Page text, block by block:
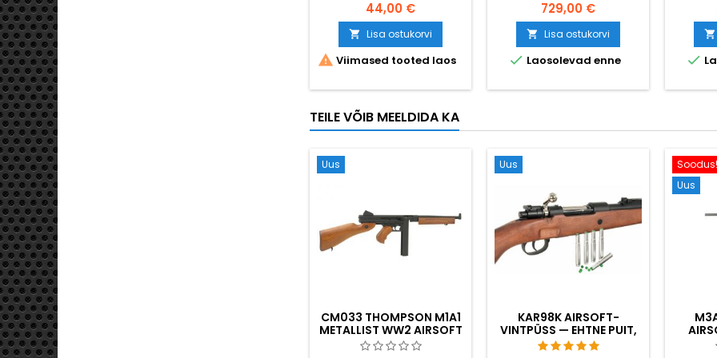
44,00 €
 Lisa ostukorvi
 Viimased tooted laos
729,00 €
 Lisa ostukorvi
 Laosolevad enne


TEILE VÕIB MEELDIDA KA
Uus
CM033 THOMPSON M1A1
METALLIST WW2 AIRSOFT
AUTOMAATPÜSTOL
Uus
KAR98K AIRSOFT-
VINTPÜSS — EHTNE PUIT,
PADRUNITE
Soodus!
Uus